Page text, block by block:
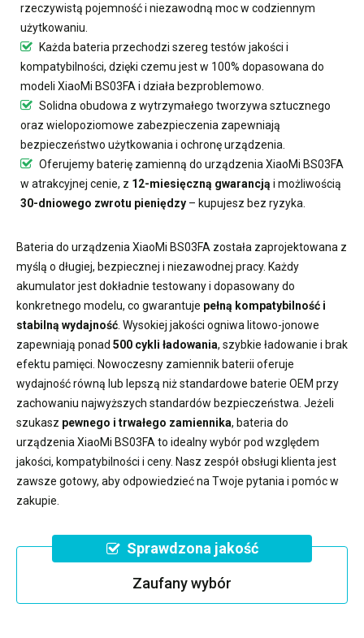
rzeczywistą pojemność i niezawodną moc w codziennym
użytkowaniu.
Każda bateria przechodzi szereg testów jakości i
kompatybilności, dzięki czemu jest w 100% dopasowana do
modeli XiaoMi BS03FA i działa bezproblemowo.
Solidna obudowa z wytrzymałego tworzywa sztucznego
oraz wielopoziomowe zabezpieczenia zapewniają
bezpieczeństwo użytkowania i ochronę urządzenia.
Oferujemybaterię zamienną do urządzenia XiaoMi BS03FA
w atrakcyjnej cenie, z 12-miesięczną gwarancją i możliwością
30-dniowego zwrotu pieniędzy – kupujesz bez ryzyka.
Bateria do urządzenia XiaoMi BS03FA została zaprojektowana z
myślą o długiej, bezpiecznej i niezawodnej pracy. Każdy
akumulator jest dokładnie testowany i dopasowany do
konkretnego modelu, co gwarantuje pełną kompatybilność i
stabilną wydajność . Wysokiej jakości ogniwa litowo-jonowe
zapewniają ponad 500 cykli ładowania, szybkie ładowanie i brak
efektu pamięci. Nowoczesny zamiennik baterii oferuje
wydajność równą lub lepszą niż standardowe baterie OEM przy
zachowaniu najwyższych standardów bezpieczeństwa. Jeżeli
szukasz pewnego i trwałego zamiennika, bateria do
urządzenia XiaoMi BS03FA to idealny wybór pod względem
jakości, kompatybilności i ceny. Nasz zespół obsługi klienta jest
zawsze gotowy, aby odpowiedzieć na Twoje pytania i pomóc w
zakupie.
Sprawdzona jakość
Zaufany wybór